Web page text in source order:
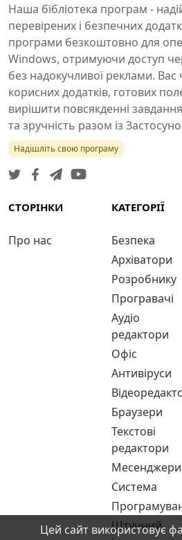
Наша бібліотека програм -
перевірених і безпечних
програми безкоштовно для
Windows, отримуючи доступ
без надокучливої реклами. Вас
корисних додатків, готових
вирішити повсякденні
та зручність разом із
Надішліть свою програму
СТОРІНКИ
Про нас
КАТЕГОРІЇ
Безпека
Архіватори
Розробнику
Програвачі
Аудіо
редактори
Офіс
Антивіруси
Браузери
Текстові
редактори
Месенджери
Система
Штучний
Цей сайт використовує